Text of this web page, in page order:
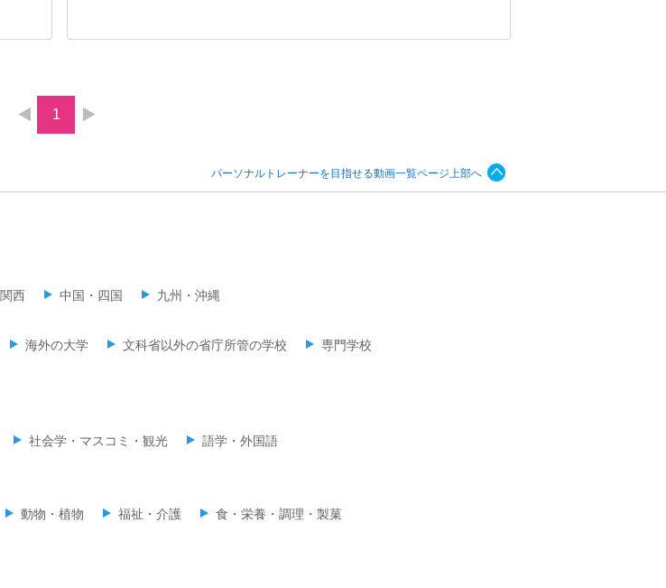
1
パーソナルトレーナーを目指せる動画一覧ページ上部へ
関西 中国・四国 九州・沖縄
海外の大学 文科省以外の省庁所管の学校
専門学校
社会学・マスコミ・観光 語学・外国語
動物・植物 福祉・介護 食・栄養・調理・製菓